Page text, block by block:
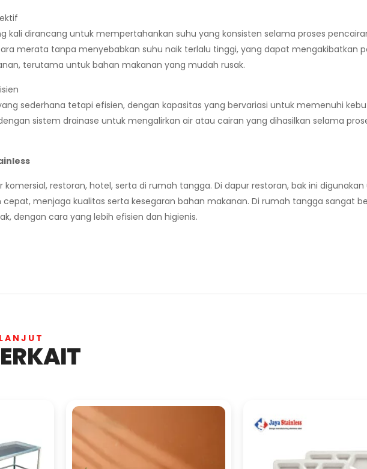
kali dirancang untuk mempertahankan suhu yang konsisten selama proses
merata tanpa menyebabkan suhu naik terlalu tinggi, yang dapat mengakibatkan
terutama untuk bahan makanan yang mudah rusak.
sederhana tetapi efisien, dengan kapasitas yang bervariasi untuk memenuhi
sistem drainase untuk mengalirkan air atau cairan yang dihasilkan selama
komersial, restoran, hotel, serta di rumah tangga. Di dapur restoran, bak ini
menjaga kualitas serta kesegaran bahan makanan. Di rumah tangga sangat
dengan cara yang lebih efisien dan higienis.